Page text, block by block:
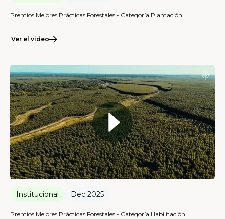
Premios Mejores Prácticas Forestales - Categoría Plantación
Ver el video
Institucional Dec 2025
Premios Mejores Prácticas Forestales - Categoría Habilitación